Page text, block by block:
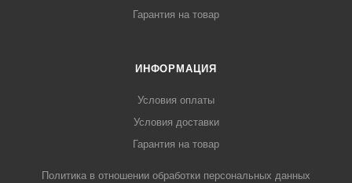
Гарантия на товар
ИНФОРМАЦИЯ
Условия оплаты
Условия доставки
Гарантия на товар
Политика в отношении обработки персональных данных